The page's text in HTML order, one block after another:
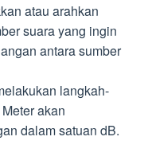
atau arahkan
suara yang ingin
antara sumber
langkah-
akan
dalam satuan dB.